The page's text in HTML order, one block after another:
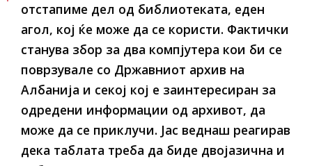
отстапиме дел од библиотеката, еден
агол, кој ќе може да се користи. Фактички
станува збор за два компјутера кои би се
поврзувале со Државниот архив на
Албанија и секој кој е заинтересиран за
одредени информации од архивот, да
може да се приклучи. Јас веднаш реагирав
дека таблата треба да биде двојазична и